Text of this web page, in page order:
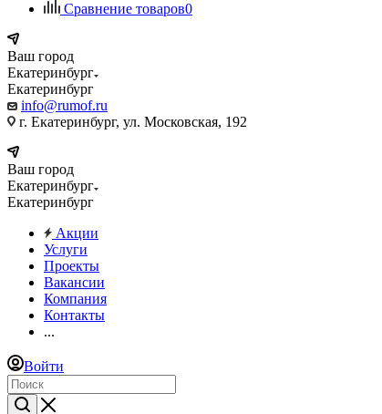
Сравнение товаров0
Ваш город
Екатеринбург
Екатеринбург
info@rumof.ru
г. Екатеринбург, ул. Московская, 192
Ваш город
Екатеринбург
Екатеринбург
Акции
Услуги
Проекты
Вакансии
Компания
Контакты
...
Войти